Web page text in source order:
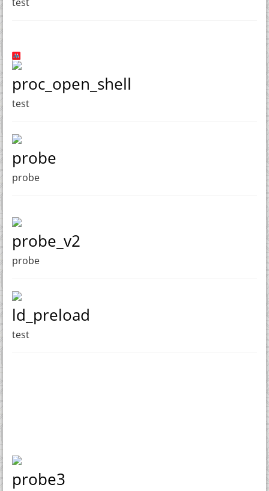
proc_open_shell
test
probe
probe
probe_v2
probe
ld_preload
test
probe3